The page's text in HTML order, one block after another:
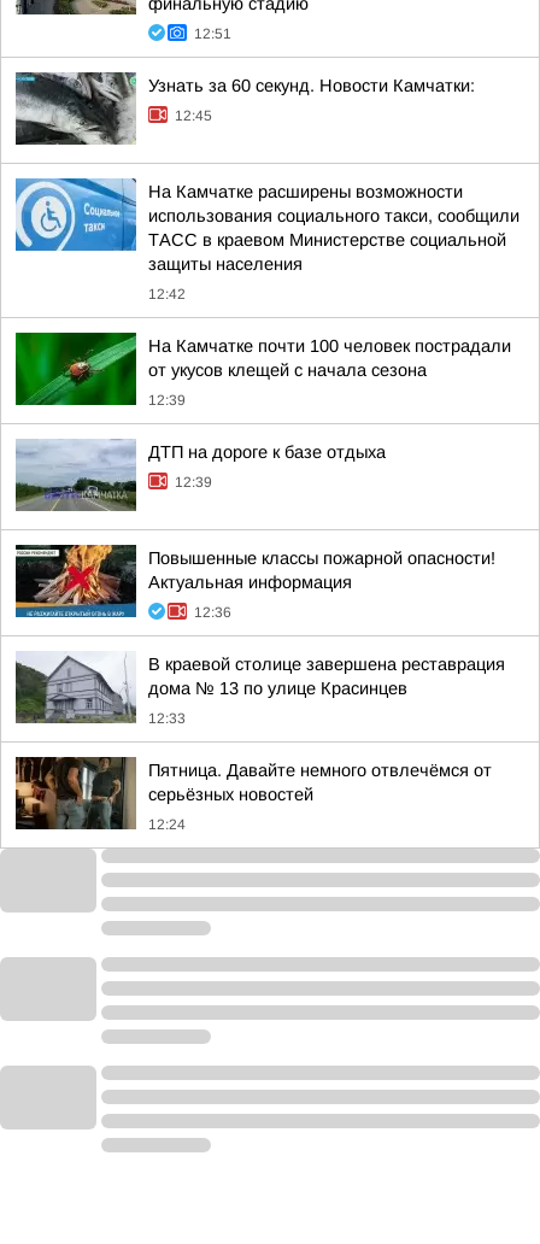
12:51
Узнать за 60 секунд. Новости Камчатки:
12:45
На Камчатке расширены возможности
использования социального такси, сообщили
ТАСС в краевом Министерстве социальной
защиты населения
12:42
На Камчатке почти 100 человек пострадали
от укусов клещей с начала сезона
12:39
ДТП на дороге к базе отдыха
12:39
Повышенные классы пожарной опасности!
Актуальная информация
12:36
В краевой столице завершена реставрация
дома № 13 по улице Красинцев
12:33
Пятница. Давайте немного отвлечёмся от
серьёзных новостей
12:24